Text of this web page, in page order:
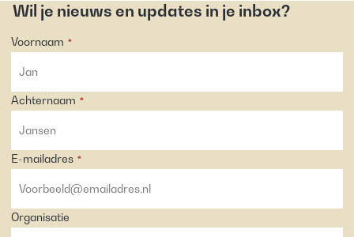
Wil je nieuws en updates in je inbox?
Voornaam *
Achternaam *
E-mailadres *
Organisatie